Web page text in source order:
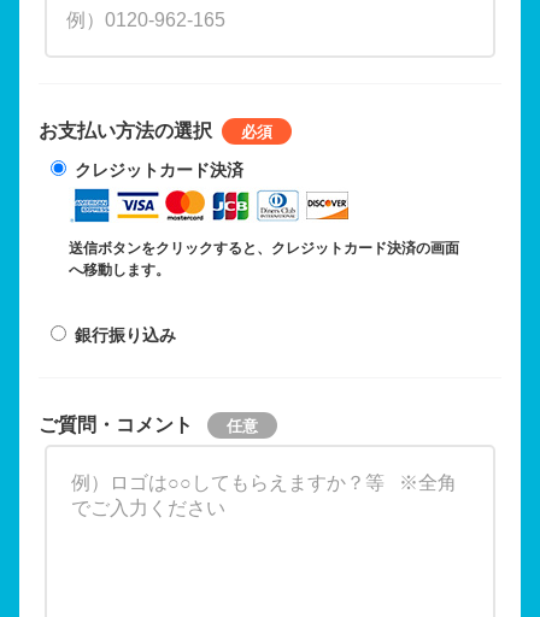
お支払い方法の選択
クレジットカード決済
送信ボタンをクリックすると、クレジットカード決済の画面
へ移動します。
銀行振り込み
ご質問・コメント